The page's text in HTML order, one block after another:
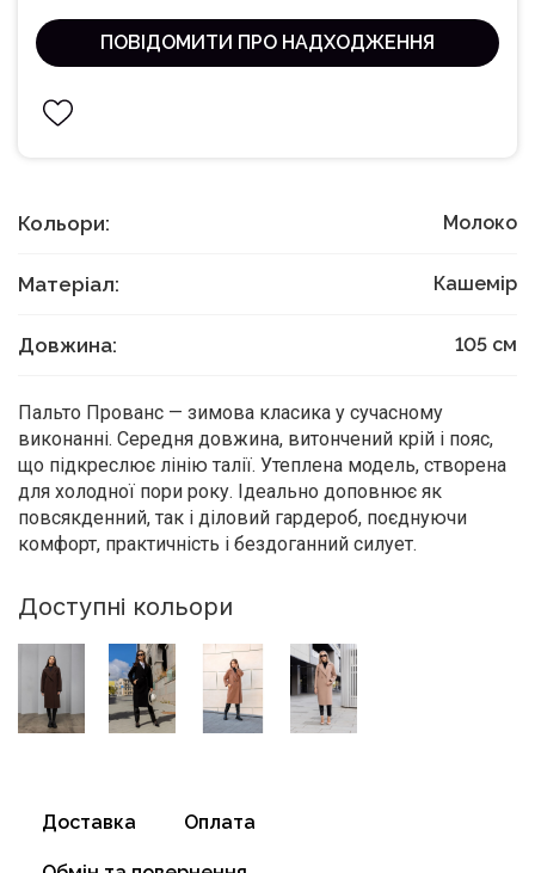
ПОВІДОМИТИ ПРО НАДХОДЖЕННЯ
Кольори: Молоко
Матеріал: Кашемір
Довжина: 105 см
Пальто Прованс — зимова класика у сучасному
виконанні. Середня довжина, витончений крій і пояс,
що підкреслює лінію талії. Утеплена модель, створена
для холодної пори року. Ідеально доповнює як
повсякденний, так і діловий гардероб, поєднуючи
комфорт, практичність і бездоганний силует.
Доступні кольори
Доставка Оплата